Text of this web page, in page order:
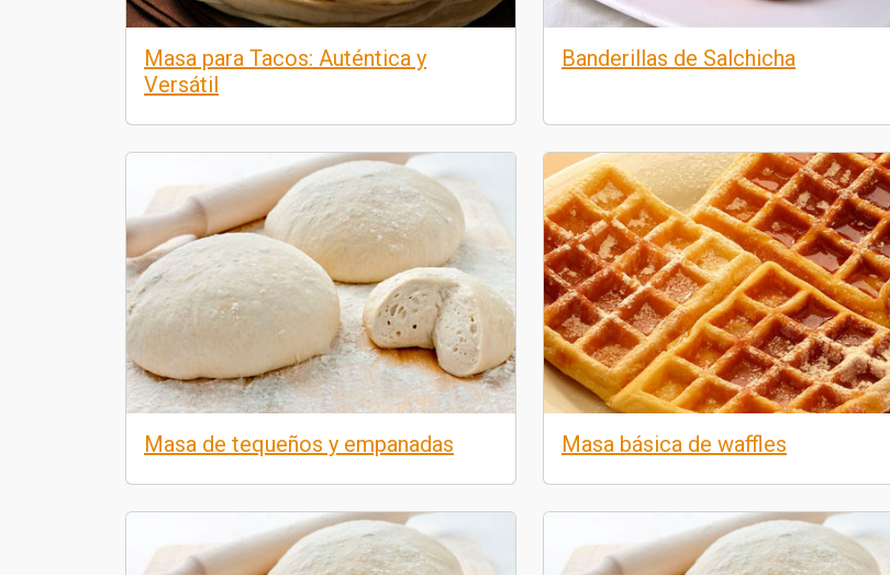
Masa para Tacos: Auténtica y
Versátil
Banderillas de Salchicha
Masa de tequeños y empanadas Masa básica de waffles